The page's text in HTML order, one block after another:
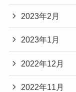
2023年2月
2023年1月
2022年12月
2022年11月